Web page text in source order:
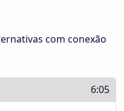
com conexão
6:05